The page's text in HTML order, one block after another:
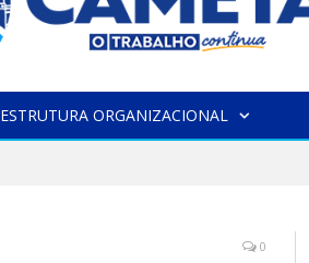
ESTRUTURA ORGANIZACIONAL
0